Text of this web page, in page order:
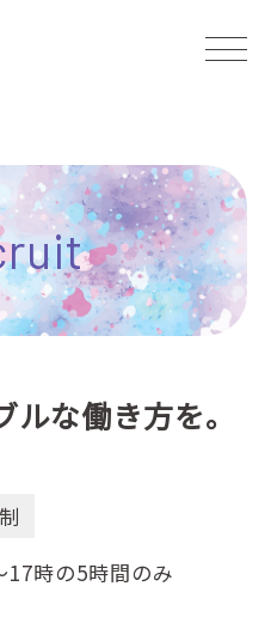
な働き方を。
17時の5時間のみ